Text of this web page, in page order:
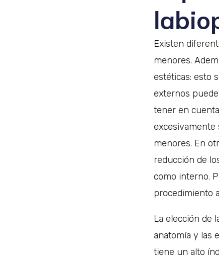
Existen
menores.
estéticas: esto
externos
tener en
excesivamente
menores. En
reducción de
como interno.
procedimiento
La elección de
anatomía y las
tiene un alto